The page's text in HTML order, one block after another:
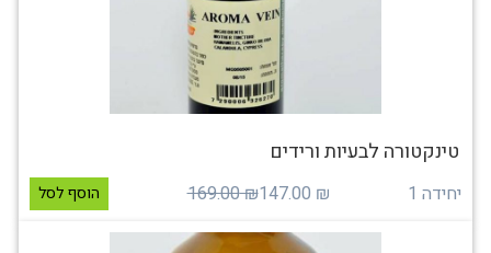
טינקטורה לבעיות ורידים
יחידה 1 ₪ 147.00
₪ 169.00 הוסף לסל